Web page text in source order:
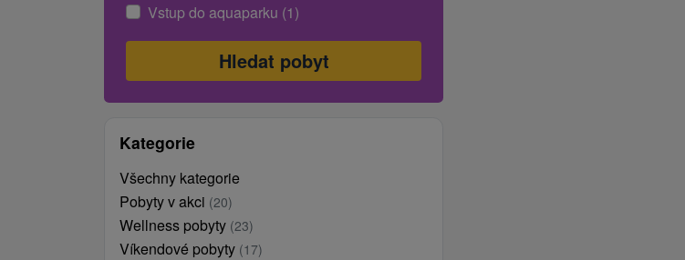
Vstup do aquaparku (1)
Kategorie
Všechny kategorie
Pobyty v akci (20)
Wellness pobyty (23)
Víkendové pobyty (17)